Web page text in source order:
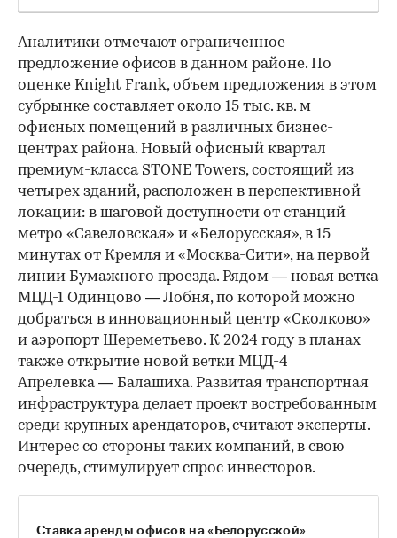
Аналитики отмечают ограниченное
предложение офисов в данном районе. По
оценке Knight Frank, объем предложения в этом
субрынке составляет около 15 тыс. кв. м
офисных помещений в различных бизнес-
центрах района. Новый офисный квартал
премиум-класса STONE Towers, состоящий из
четырех зданий, расположен в перспективной
локации: в шаговой доступности от станций
метро «Савеловская» и «Белорусская», в 15
минутах от Кремля и «Москва-Сити», на первой
линии Бумажного проезда. Рядом — новая ветка
МЦД-1 Одинцово — Лобня, по которой можно
добраться в инновационный центр «Сколково»
и аэропорт Шереметьево. К 2024 году в планах
также открытие новой ветки МЦД-4
Апрелевка — Балашиха. Развитая транспортная
инфраструктура делает проект востребованным
среди крупных арендаторов, считают эксперты.
Интерес со стороны таких компаний, в свою
очередь, стимулирует спрос инвесторов.
Ставка аренды офисов на «Белорусской»